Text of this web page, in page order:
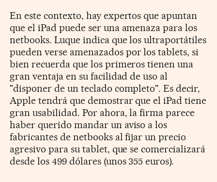
En este contexto, hay expertos que apuntan
que el iPad puede ser una amenaza para los
netbooks. Luque indica que los ultraportátiles
pueden verse amenazados por los tablets, si
bien recuerda que los primeros tienen una
gran ventaja en su facilidad de uso al
"disponer de un teclado completo". Es decir,
Apple tendrá que demostrar que el iPad tiene
gran usabilidad. Por ahora, la firma parece
haber querido mandar un aviso a los
fabricantes de netbooks al fijar un precio
agresivo para su tablet, que se comercializará
desde los 499 dólares (unos 355 euros).